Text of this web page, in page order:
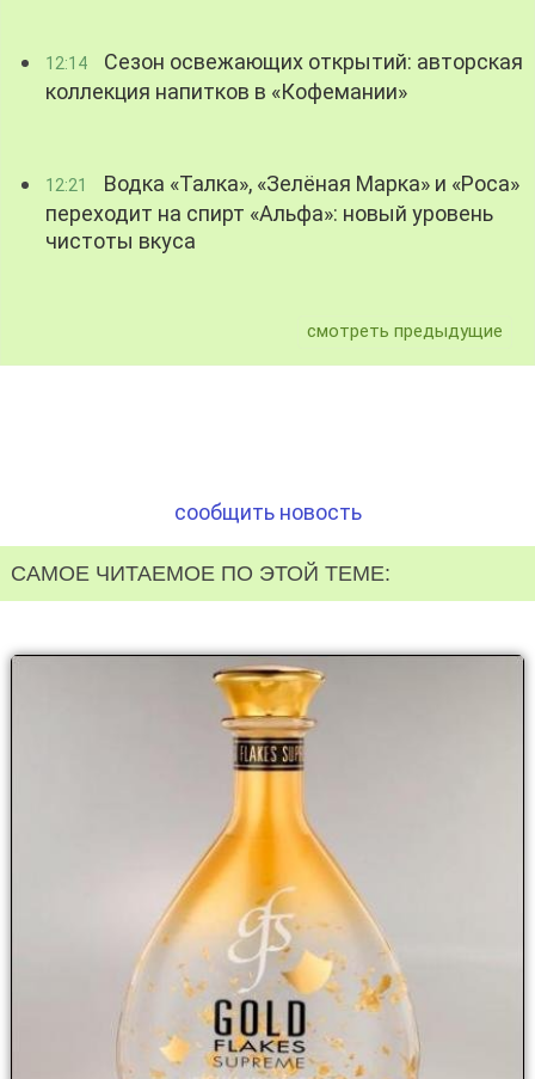
12:14
Сезон освежающих открытий: авторская
коллекция напитков в «Кофемании»
12:21
Водка «Талка», «Зелёная Марка» и «Роса»
переходит на спирт «Альфа»: новый уровень
чистоты вкуса
смотреть предыдущие
сообщить новость
САМОЕ ЧИТАЕМОЕ ПО ЭТОЙ ТЕМЕ: